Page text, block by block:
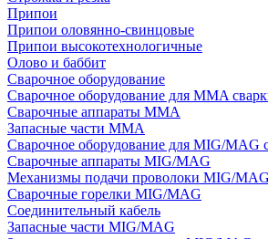
Припои
Припои оловянно-свинцовые
Припои высокотехнологичные
Олово и баббит
Сварочное оборудование
Сварочное оборудование для MMA
Сварочные аппараты MMA
Запасные части MMA
Сварочное оборудование для MIG/MAG
Сварочные аппараты MIG/MAG
Механизмы подачи проволоки MIG/MAG
Сварочные горелки MIG/MAG
Соединительный кабель
Запасные части MIG/MAG